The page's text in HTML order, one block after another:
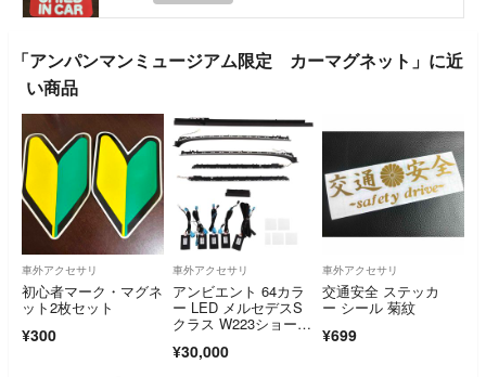
「アンパンマンミュージアム限定 カーマグネット」に近
い商品
車外アクセサリ
初心者マーク・マグネ
ット2枚セット
¥300
車外アクセサリ
アンビエント 64カラ
ー LED メルセデスS
クラス W223ショー
¥30,000
車外アクセサリ
交通安全 ステッカ
ー シール 菊紋
¥699